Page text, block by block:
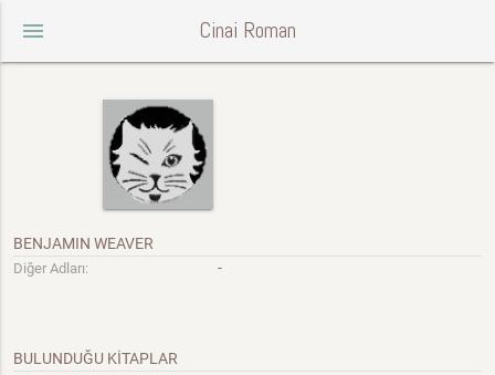
menu Cinai Roman
BENJAMIN WEAVER
Diğer Adları: -
BULUNDUĞU KİTAPLAR